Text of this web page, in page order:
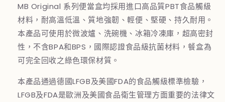
MB Original 系列便當盒均採用進口高品質PBT食品觸級
材料，耐高溫低溫、質地強韌、輕便、堅硬、持久耐用。
本產品可使用於微波爐、洗碗機、冰箱冷凍庫，超高密封
性，不含BPA和BPS，國際認證食品級抗菌材料，餐盒為
可完全回收之綠色環保材質。
本產品通過德國LFGB及美國FDA的食品觸級標準檢驗，
LFGB及FDA是歐洲及美國食品衛生管理方面重要的法律文